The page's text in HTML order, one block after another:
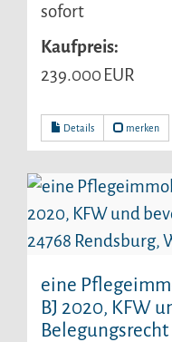
sofort
Kaufpreis:
239.000 EUR
Details merken
eine
BJ 2020, KFW
Belegungsrecht